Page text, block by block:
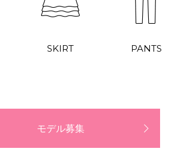
SKIRT PANTS
モデル募集